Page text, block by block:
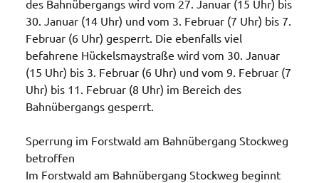
des Bahnübergangs wird vom 27. Januar (15 Uhr) bis
30. Januar (14 Uhr) und vom 3. Februar (7 Uhr) bis 7.
Februar (6 Uhr) gesperrt. Die ebenfalls viel
befahrene Hückelsmaystraße wird vom 30. Januar
(15 Uhr) bis 3. Februar (6 Uhr) und vom 9. Februar (7
Uhr) bis 11. Februar (8 Uhr) im Bereich des
Bahnübergangs gesperrt.
Sperrung im Forstwald am Bahnübergang Stockweg
betroffen
Im Forstwald am Bahnübergang Stockweg beginnt